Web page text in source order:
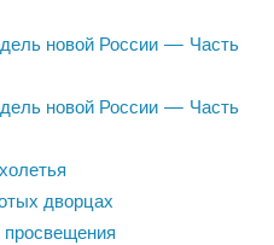
новой России — Часть
новой России — Часть
дворцах
просвещения